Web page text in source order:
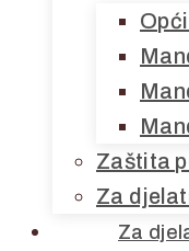
Zaštita
Za
Za